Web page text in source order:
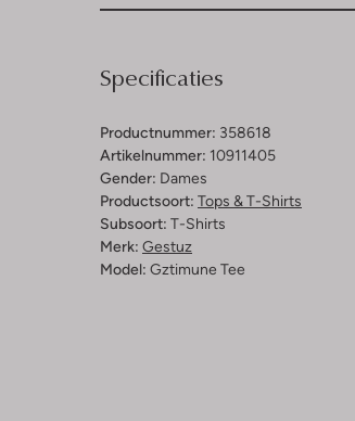
Specificaties
Productnummer: 358618
Artikelnummer: 10911405
Gender: Dames
Productsoort: Tops & T-Shirts
Subsoort: T-Shirts
Merk: Gestuz
Model: Gztimune Tee